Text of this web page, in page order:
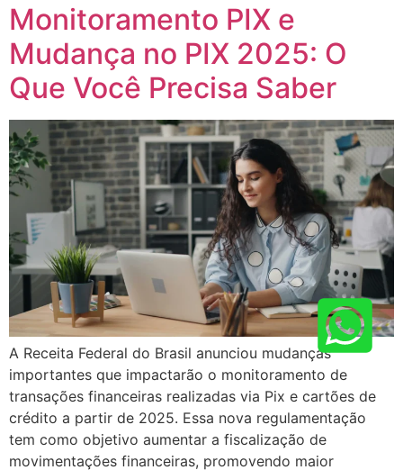
Monitoramento PIX e
Mudança no PIX 2025: O
Que Você Precisa Saber
A Receita Federal do Brasil anunciou mudanças
importantes que impactarão o monitoramento de
transações financeiras realizadas via Pix e cartões de
crédito a partir de 2025. Essa nova regulamentação
tem como objetivo aumentar a fiscalização de
movimentações financeiras, promovendo maior